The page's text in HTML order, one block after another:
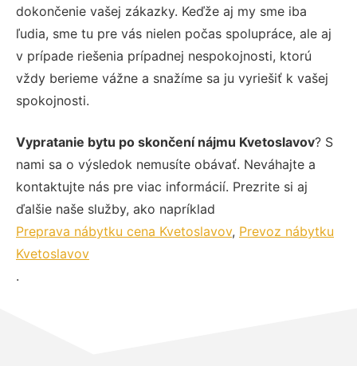
dokončenie vašej zákazky. Keďže aj my sme iba
ľudia, sme tu pre vás nielen počas spolupráce, ale aj
v prípade riešenia prípadnej nespokojnosti, ktorú
vždy berieme vážne a snažíme sa ju vyriešiť k vašej
spokojnosti.
Vypratanie bytu po skončení nájmu Kvetoslavov? S
nami sa o výsledok nemusíte obávať. Neváhajte a
kontaktujte nás pre viac informácií. Prezrite si aj
ďalšie naše služby, ako napríklad
Preprava nábytku cena Kvetoslavov, Prevoz nábytku
Kvetoslavov
.